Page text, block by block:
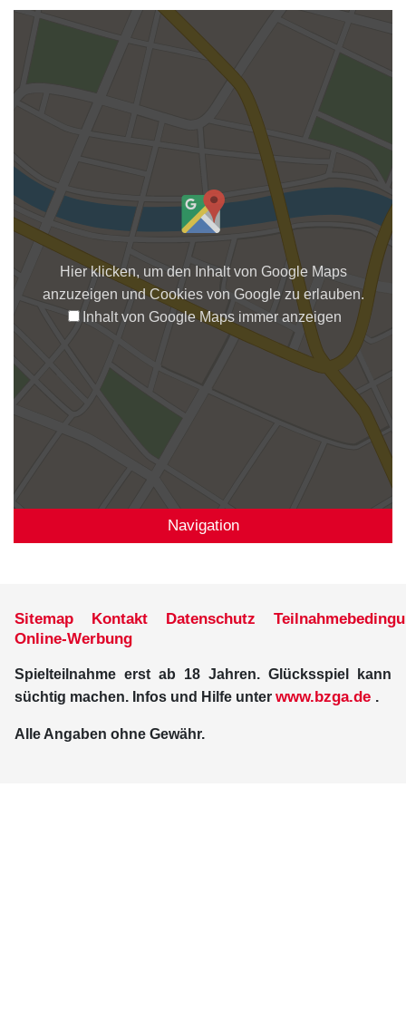
Hier klicken, um den Inhalt von Google Maps
anzuzeigen und Cookies von Google zu erlauben.
Inhalt von Google Maps immer anzeigen
Navigation
Sitemap Kontakt Datenschutz
Online-Werbung
Spielteilnahme erst ab 18 Jahren. Glücksspiel kann
süchtig machen. Infos und Hilfe unter www.bzga.de .
Alle Angaben ohne Gewähr.